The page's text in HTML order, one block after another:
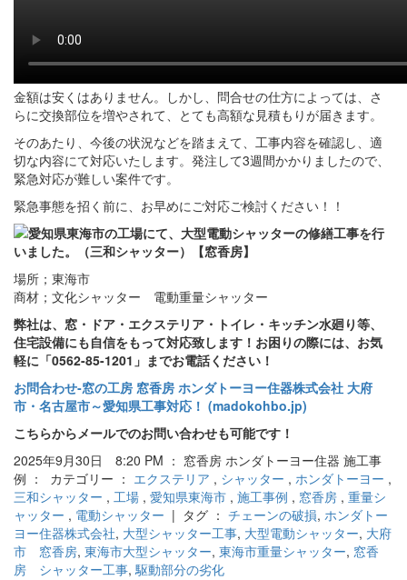
金額は安くはありません。しかし、問合せの仕方によっては、さ
らに交換部位を増やされて、とても高額な見積もりが届きます。
そのあたり、今後の状況などを踏まえて、工事内容を確認し、適
切な内容にて対応いたします。発注して3週間かかりましたので、
緊急対応が難しい案件です。
緊急事態を招く前に、お早めにご対応ご検討ください！！
場所；東海市
商材；文化シャッター 電動重量シャッター
弊社は、窓・ドア・エクステリア・トイレ・キッチン水廻り等、
住宅設備にも自信をもって対応致します！お困りの際には、お気
軽に「0562-85-1201」までお電話ください！
お問合わせ‐窓の工房 窓香房 ホンダトーヨー住器株式会社 大府
市・名古屋市～愛知県工事対応！ (madokohbo.jp)
こちらからメールでのお問い合わせも可能です！
2025年9月30日 8:20 PM ： 窓香房 ホンダトーヨー住器 施工事
例 ： カテゴリー ： エクステリア , シャッター , ホンダトーヨー ,
三和シャッター , 工場 , 愛知県東海市 , 施工事例 , 窓香房 , 重量シ
ャッター , 電動シャッター | タグ ： チェーンの破損, ホンダトー
ヨー住器株式会社, 大型シャッター工事, 大型電動シャッター, 大府
市 窓香房, 東海市大型シャッター, 東海市重量シャッター, 窓香
房 シャッター工事,駆動部分の劣化